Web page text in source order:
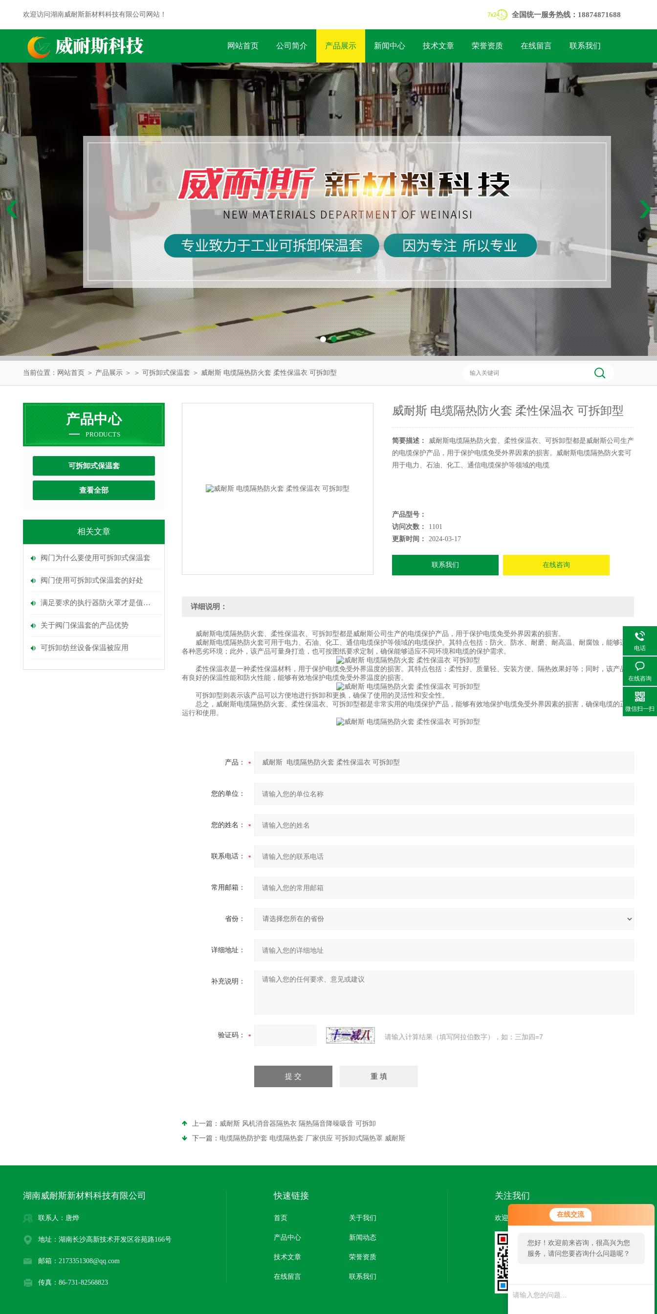
在线交流
您好！欢迎前来咨询，很高兴为您
服务，请问您要咨询什么问题呢？
欢迎访问湖南威耐斯新材料科技有限公司网站！ 全国统一服务热线：18874871688
网站首页 公司简介 产品展示 新闻中心 技术文章 荣誉资质 在线留言 联系我们
当前位置： 网站首页 ＞ 产品展示 ＞ ＞ 可拆卸式保温套 ＞ 威耐斯 电缆隔热防火套 柔性保温衣 可拆卸型
产品中心
PRODUCTS
可拆卸式保温套
查看全部
相关文章
阀门为什么要使用可拆卸式保温套
阀门使用可拆卸式保温套的好处
满足要求的执行器防火罩才是值得选择的
关于阀门保温套的产品优势
可拆卸纺丝设备保温被应用
威耐斯 电缆隔热防火套 柔性保温衣 可拆卸型
简要描述：
威耐斯电缆隔热防火套、柔性保温衣、可拆卸型都是威耐斯公司生产
的电缆保护产品，用于保护电缆免受外界因素的损害。威耐斯电缆隔热防火套可
用于电力、石油、化工、通信电缆保护等领域的电缆
产品型号：
访问次数：
1101
更新时间：
2024-03-17
联系我们 在线咨询
详细说明：
威耐斯电缆隔热防火套、柔性保温衣、可拆卸型都是威耐斯公司生产的电缆保护产品，用于保护电缆免受外界因素的损害。
威耐斯电缆隔热防火套可用于电力、石油、化工、通信电缆保护等领域的电缆保护。其特点包括：防火、防水、耐磨、耐高温、耐腐蚀，能够适应
各种恶劣环境；此外，该产品可量身打造，也可按图纸要求定制，确保能够适应不同环境和电缆的保护需求。
柔性保温衣是一种柔性保温材料，用于保护电缆免受外界温度的损害。其特点包括：柔性好、质量轻、安装方便、隔热效果好等；同时，该产品具
有良好的保温性能和防火性能，能够有效地保护电缆免受外界温度的损害。
可拆卸型则表示该产品可以方便地进行拆卸和更换，确保了使用的灵活性和安全性。
总之，威耐斯电缆隔热防火套、柔性保温衣、可拆卸型都是非常实用的电缆保护产品，能够有效地保护电缆免受外界因素的损害，确保电缆的正常
运行和使用。
产品：
您的单位：
您的姓名：
联系电话：
常用邮箱：
省份：
详细地址：
补充说明：
验证码： 请输入计算结果（填写阿拉伯数字），如：三加四=7
上一篇： 威耐斯 风机消音器隔热衣 隔热隔音降噪吸音 可拆卸
下一篇： 电缆隔热防护套 电缆隔热套 厂家供应 可拆卸式隔热罩 威耐斯
湖南威耐斯新材料科技有限公司
联系人：唐烨
地址：湖南长沙高新技术开发区谷苑路166号
邮箱：2173351308@qq.com
传真：86-731-82568823
快速链接
首页 关于我们
产品中心 新闻动态
技术文章 荣誉资质
在线留言 联系我们
关注我们
欢迎您关注我们的微信公众号了解更多信息：
电话
在线咨询
微信扫一扫